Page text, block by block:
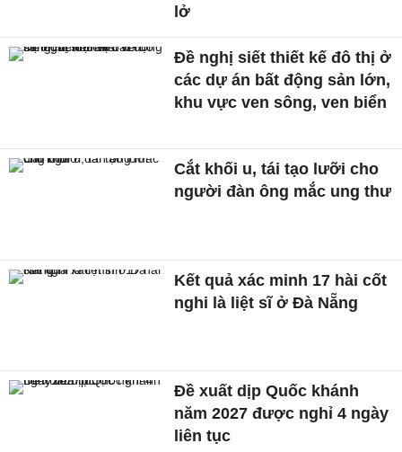
lở
Đề nghị siết thiết kế đô thị ở
các dự án bất động sản lớn,
khu vực ven sông, ven biển
Cắt khối u, tái tạo lưỡi cho
người đàn ông mắc ung thư
Kết quả xác minh 17 hài cốt
nghi là liệt sĩ ở Đà Nẵng
Đề xuất dịp Quốc khánh
năm 2027 được nghỉ 4 ngày
liên tục